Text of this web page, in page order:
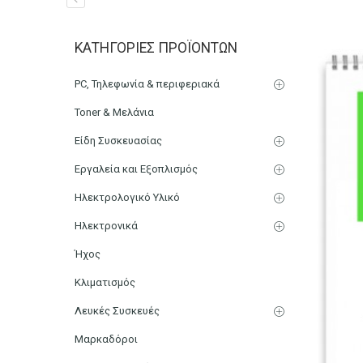
Μπλοκ Σχεδίου Νο 4
Ζωγραφική & DIY
ΚΑΤΗΓΟΡΊΕΣ ΠΡΟΪΌΝΤΩΝ
PC, Τηλεφωνία & περιφεριακά
Toner & Μελάνια
Είδη Συσκευασίας
Εργαλεία και Εξοπλισμός
Ηλεκτρολογικό Υλικό
Ηλεκτρονικά
Ήχος
Κλιματισμός
Λευκές Συσκευές
Μαρκαδόροι